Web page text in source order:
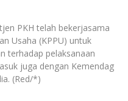
PKH telah bekerjasama
Usaha (KPPU) untuk
terhadap pelaksanaan
juga dengan Kemendag
(Red/*)